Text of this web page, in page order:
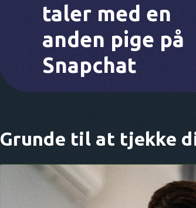
taler med en
anden pige på
Snapchat
Grunde til at tjekke